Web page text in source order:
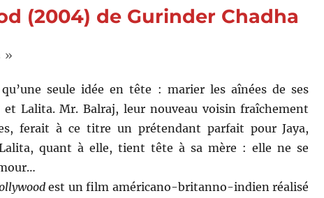
(2004) de Gurinder Chadha
»
seule idée en tête : marier les aînées de ses
et Lalita. Mr. Balraj, leur nouveau voisin fraîchement
ferait à ce titre un prétendant parfait pour Jaya,
quant à elle, tient tête à sa mère : elle ne se
est un film américano-britanno-indien réalisé